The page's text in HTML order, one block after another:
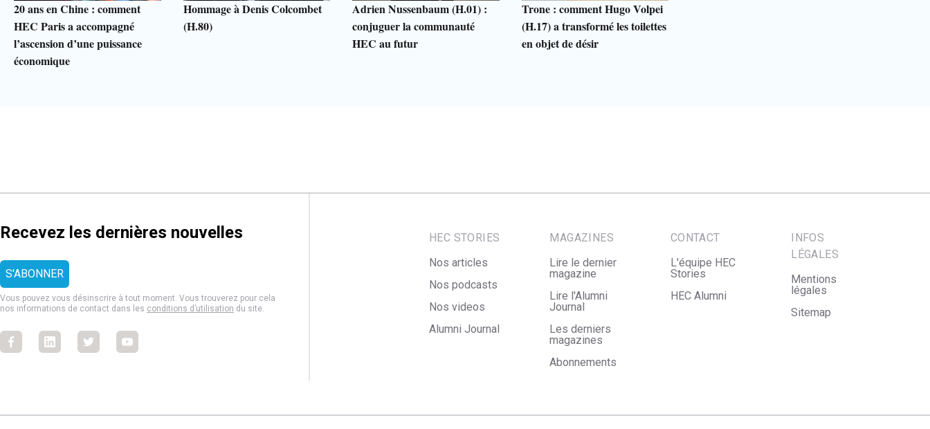
20 ans en Chine : comment
HEC Paris a accompagné
l’ascension d’une puissance
économique
Hommage à Denis Colcombet
(H.80)
Adrien Nussenbaum (H.01) :
conjuguer la communauté
HEC au futur
Trone : comment Hugo Volpei
(H.17) a transformé les toilettes
en objet de désir
Recevez les dernières nouvelles
Vous pouvez vous désinscrire à tout moment. Vous trouverez pour cela
nos informations de contact dans les conditions d’utilisation du site.
FacebookFacebookFacebookFacebook
HEC STORIES
Nos articles
Nos podcasts
Nos videos
Alumni Journal
MAGAZINES
Lire le dernier
magazine
Lire l'Alumni
Journal
Les derniers
magazines
Abonnements
CONTACT
L'équipe HEC
Stories
HEC Alumni
INFOS
LÉGALES
Mentions
légales
Sitemap